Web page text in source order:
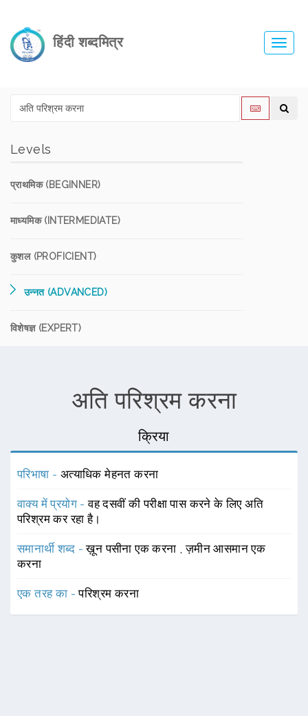
हिंदी शब्दमित्र
Levels
प्राथमिक (BEGINNER)
माध्यमिक (INTERMEDIATE)
कुशल (PROFICIENT)
उन्नत (ADVANCED)
विशेषज्ञ (EXPERT)
अति परिश्रम करना
क्रिया
परिभाषा - अत्याधिक मेहनत करना
वाक्य में प्रयोग -वह दसवीं की परीक्षा पास करने के लिए अति
परिश्रम कर रहा है।
समानार्थी शब्द -ख़ून पसीना एक करना ,ज़मीन आसमान एक
करना
एक तरह का -परिश्रम करना